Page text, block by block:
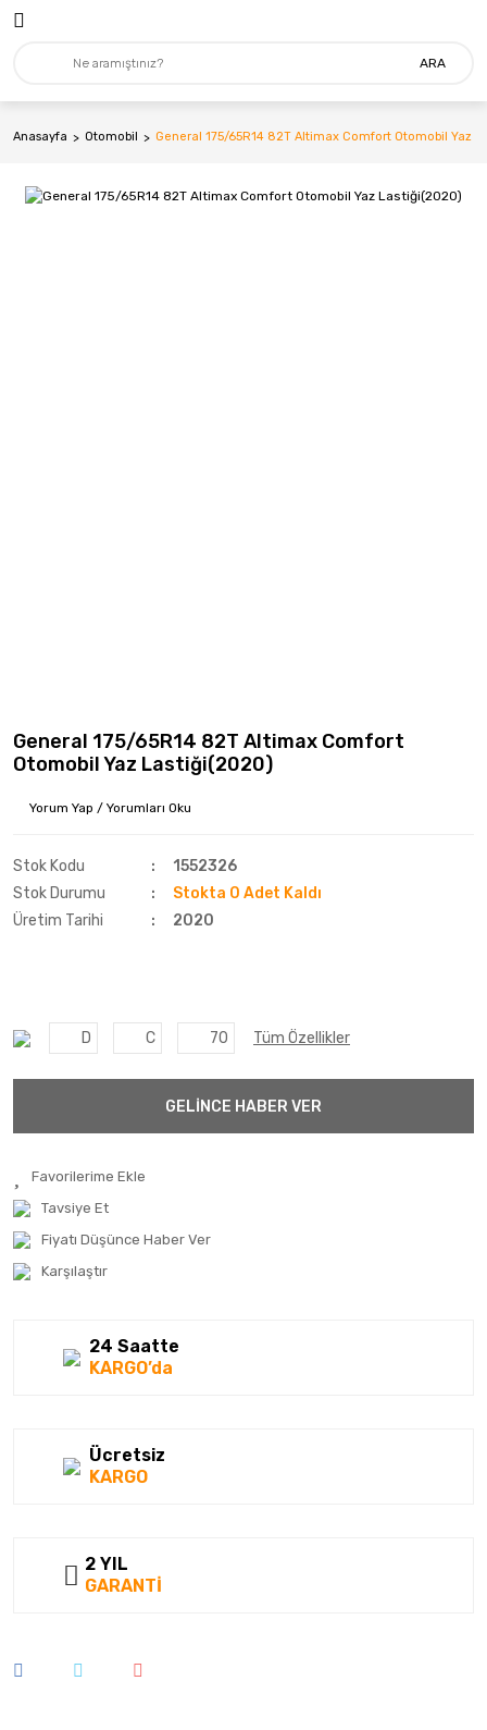
ARA
Anasayfa Otomobil General 175/65R14 82T Altimax Comfort Otomobil Yaz
General 175/65R14 82T Altimax Comfort
Otomobil Yaz Lastiği(2020)
Yorum Yap / Yorumları Oku
Stok Kodu
1552326
Stok Durumu
Stokta 0 Adet Kaldı
Üretim Tarihi
2020
D C 70 Tüm Özellikler
GELİNCE HABER VER
Tavsiye Et
Fiyatı Düşünce Haber Ver
Karşılaştır
24 Saatte
KARGO’da
Ücretsiz
KARGO
2 YIL
GARANTİ